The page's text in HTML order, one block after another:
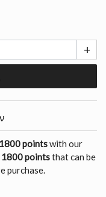
+
1800 pointswith our
1800 pointsthat can be
purchase.